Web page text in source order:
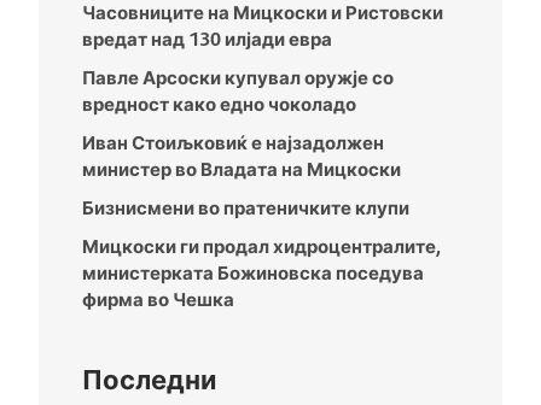
Часовниците на Мицкоски и Ристовски
вредат над 130 илјади евра
Павле Арсоски купувал оружје со
вредност како едно чоколадо
Иван Стоиљковиќ е најзадолжен
министер во Владата на Мицкоски
Бизнисмени во пратеничките клупи
Мицкоски ги продал хидроцентралите,
министерката Божиновска поседува
фирма во Чешка
Последни